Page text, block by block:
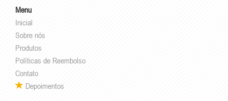
Menu
Inicial
Sobre nós
Produtos
Políticas de Reembolso
Contato
Depoimentos